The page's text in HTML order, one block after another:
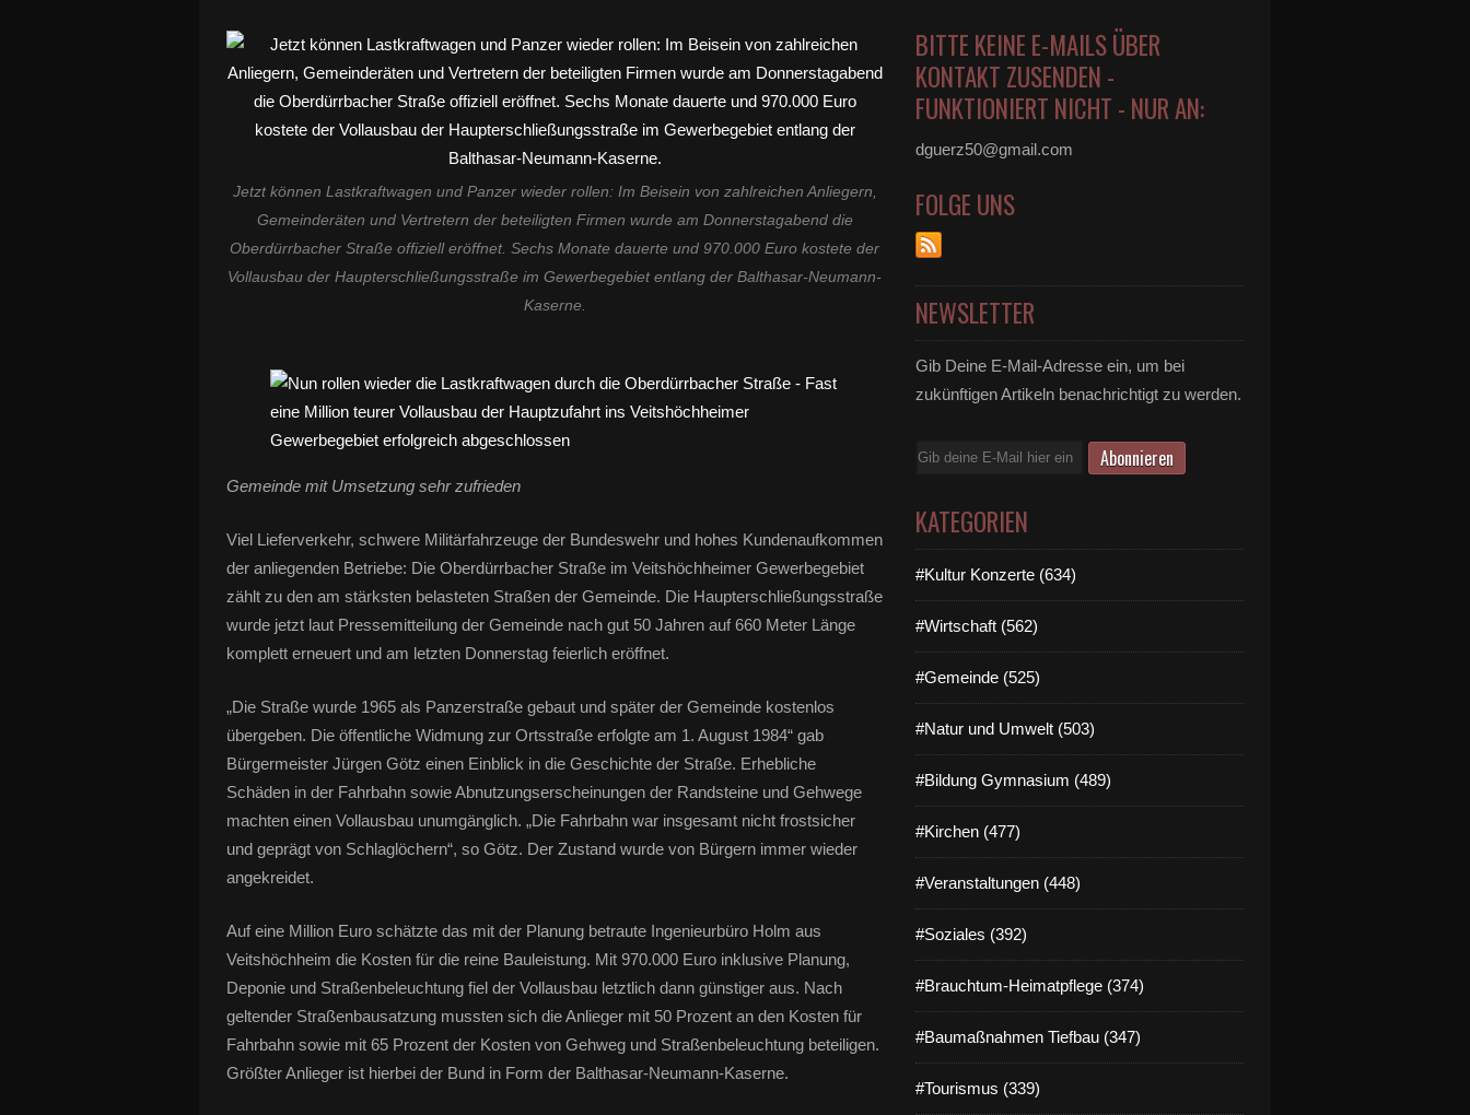
Jetzt können Lastkraftwagen und Panzer wieder rollen: Im Beisein von zahlreichen Anliegern,
Gemeinderäten und Vertretern der beteiligten Firmen wurde am Donnerstagabend die
Oberdürrbacher Straße offiziell eröffnet. Sechs Monate dauerte und 970.000 Euro kostete der
Vollausbau der Haupterschließungsstraße im Gewerbegebiet entlang der Balthasar-Neumann-
Kaserne.
Gemeinde mit Umsetzung sehr zufrieden
Viel Lieferverkehr, schwere Militärfahrzeuge der Bundeswehr und hohes Kundenaufkommen
der anliegenden Betriebe: Die Oberdürrbacher Straße im Veitshöchheimer Gewerbegebiet
zählt zu den am stärksten belasteten Straßen der Gemeinde. Die Haupterschließungsstraße
wurde jetzt laut Pressemitteilung der Gemeinde nach gut 50 Jahren auf 660 Meter Länge
komplett erneuert und am letzten Donnerstag feierlich eröffnet.
„Die Straße wurde 1965 als Panzerstraße gebaut und später der Gemeinde kostenlos
übergeben. Die öffentliche Widmung zur Ortsstraße erfolgte am 1. August 1984“ gab
Bürgermeister Jürgen Götz einen Einblick in die Geschichte der Straße. Erhebliche
Schäden in der Fahrbahn sowie Abnutzungserscheinungen der Randsteine und Gehwege
machten einen Vollausbau unumgänglich. „Die Fahrbahn war insgesamt nicht frostsicher
und geprägt von Schlaglöchern“, so Götz. Der Zustand wurde von Bürgern immer wieder
angekreidet.
Auf eine Million Euro schätzte das mit der Planung betraute Ingenieurbüro Holm aus
Veitshöchheim die Kosten für die reine Bauleistung. Mit 970.000 Euro inklusive Planung,
Deponie und Straßenbeleuchtung fiel der Vollausbau letztlich dann günstiger aus. Nach
geltender Straßenbausatzung mussten sich die Anlieger mit 50 Prozent an den Kosten für
Fahrbahn sowie mit 65 Prozent der Kosten von Gehweg und Straßenbeleuchtung beteiligen.
Größter Anlieger ist hierbei der Bund in Form der Balthasar-Neumann-Kaserne.
BITTE KEINE E-MAILS ÜBER
KONTAKT ZUSENDEN -
FUNKTIONIERT NICHT - NUR AN:
dguerz50@gmail.com
FOLGE UNS
NEWSLETTER
Gib Deine E-Mail-Adresse ein, um bei
zukünftigen Artikeln benachrichtigt zu werden.
E-
KATEGORIEN
#Kultur Konzerte (634)
#Wirtschaft (562)
#Gemeinde (525)
#Natur und Umwelt (503)
#Bildung Gymnasium (489)
#Kirchen (477)
#Veranstaltungen (448)
#Soziales (392)
#Brauchtum-Heimatpflege (374)
#Baumaßnahmen Tiefbau (347)
#Tourismus (339)